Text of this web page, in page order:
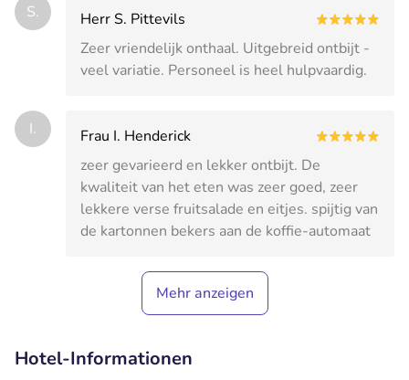
S.
Herr S. Pittevils
Zeer vriendelijk onthaal. Uitgebreid ontbijt -
veel variatie. Personeel is heel hulpvaardig.
I.
Frau I. Henderick
zeer gevarieerd en lekker ontbijt. De
kwaliteit van het eten was zeer goed, zeer
lekkere verse fruitsalade en eitjes. spijtig van
de kartonnen bekers aan de koffie-automaat
Mehr anzeigen
Hotel-Informationen